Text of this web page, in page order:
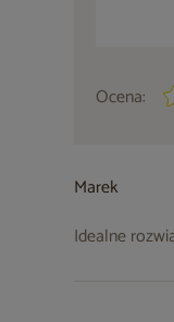
Ocena:
Marek
Idealne